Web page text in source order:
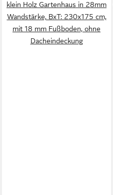
klein Holz Gartenhaus in 28mm
Wandstärke, BxT: 230x175 cm,
mit 18 mm Fußboden, ohne
Dacheindeckung